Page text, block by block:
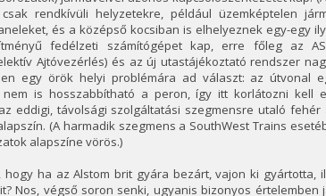
rendkívüli helyzetekre, például üzemképtelen
és a középső kocsiban is elhelyeznek egy-egy
fedélzeti számítógépet kap, erre főleg az
Ajtóvezérlés) és az új utastájékoztató rendszer
egy örök helyi problémára ad választ: az útvonal
nem is hosszabbítható a peron, így itt korlátozni kell
eddigi, távolsági szolgáltatási szegmensre utaló
(A harmadik szegmens a SouthWest Trains
alapszíne vörös.)
hogy ha az Alstom brit gyára bezárt, vajon ki gyártotta,
Nos, végső soron senki, ugyanis bizonyos értelemben